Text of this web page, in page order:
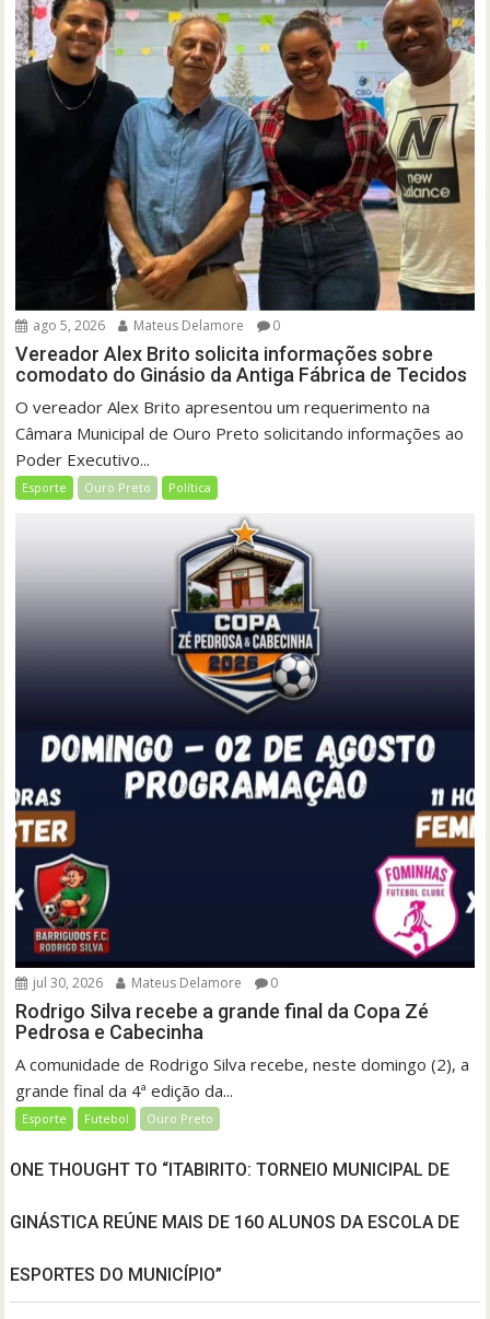
ago 5, 2026 Mateus Delamore 0
Vereador Alex Brito solicita informações sobre
comodato do Ginásio da Antiga Fábrica de Tecidos
O vereador Alex Brito apresentou um requerimento na
Câmara Municipal de Ouro Preto solicitando informações ao
Poder Executivo...
Esporte Ouro Preto Política
jul 30, 2026 Mateus Delamore 0
Rodrigo Silva recebe a grande final da Copa Zé
Pedrosa e Cabecinha
A comunidade de Rodrigo Silva recebe, neste domingo (2), a
grande final da 4ª edição da...
Esporte Futebol Ouro Preto
ONE THOUGHT TO “ITABIRITO: TORNEIO MUNICIPAL DE
GINÁSTICA REÚNE MAIS DE 160 ALUNOS DA ESCOLA DE
ESPORTES DO MUNICÍPIO”